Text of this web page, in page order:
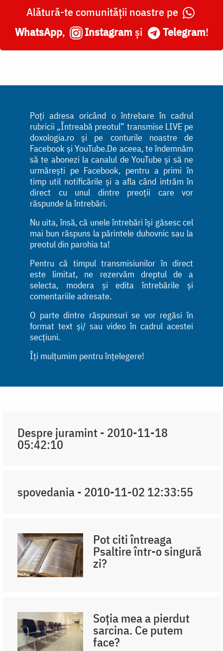
Alătură-te comunității noastre pe
WhatsApp, Instagram și Telegram!
Poți adresa oricând o întrebare în cadrul
rubricii „Întreabă preotul” transmise LIVE pe
doxologia.ro și pe conturile noastre de
Facebook și YouTube.De aceea, te îndemnăm
să te abonezi la canalul de YouTube și să ne
urmărești pe Facebook, pentru a primi în
timp util notificările și a afla când intrăm în
direct cu unul dintre preoții care vor
răspunde la întrebări.
Nu uita, însă, că unele întrebări își găsesc cel
mai bun răspuns la părintele duhovnic sau la
preotul din parohia ta!
Pentru că timpul transmisiunilor în direct
este limitat, ne rezervăm dreptul de a
selecta, modera și edita întrebările și
comentariile adresate.
O parte dintre răspunsuri se vor regăsi în
format text și/ sau video în cadrul acestei
secțiuni.
Îți mulțumim pentru înțelegere!
Despre juramint - 2010-11-18
05:42:10
spovedania - 2010-11-02 12:33:55
Pot citi întreaga
Psaltire într-o singură
zi?
Soția mea a pierdut
sarcina. Ce putem
face?